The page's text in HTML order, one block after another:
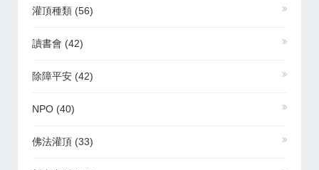
灌頂種類 (56)
讀書會 (42)
除障平安 (42)
NPO (40)
佛法灌頂 (33)